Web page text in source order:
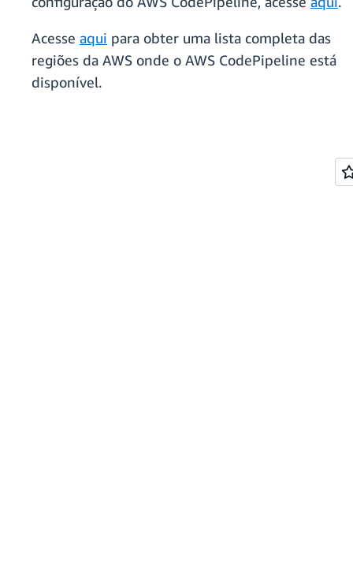
Acesse aqui para obter uma lista completa das
regiões da AWS onde o AWS CodePipeline está
disponível.